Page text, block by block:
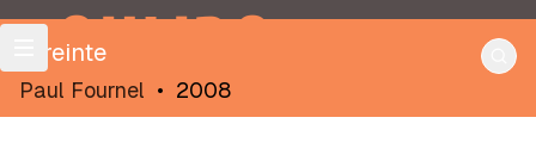
OULIPO
Etreinte
Paul Fournel • 2008